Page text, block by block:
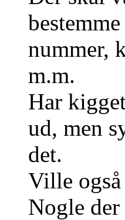
nummer,
m.m.
Har
ud, men
det.
Ville
Nogle der